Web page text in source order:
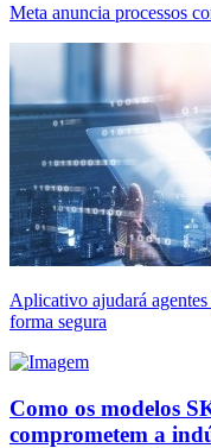
Meta anuncia processos
Aplicativo ajudará
forma segura
Como os modelos
comprometem a